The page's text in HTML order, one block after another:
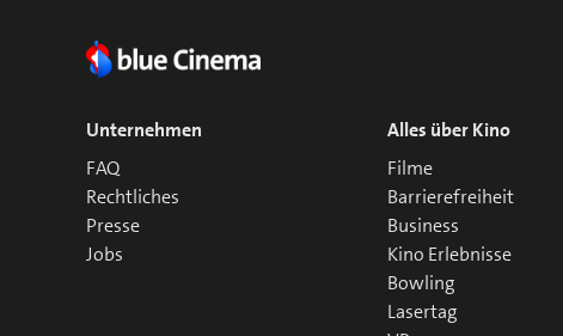
Unternehmen
FAQ
Rechtliches
Presse
Jobs
Alles über Kino
Filme
Barrierefreiheit
Business
Kino Erlebnisse
Bowling
Lasertag